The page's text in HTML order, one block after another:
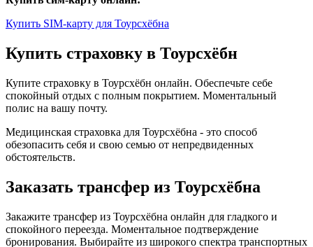
Купить SIM-карту для Тоурсхёбна
Купить страховку в Тоурсхёбн
Купите страховку в Тоурсхёбн онлайн. Обеспечьте себе
спокойный отдых с полным покрытием. Моментальный
полис на вашу почту.
Медицинская страховка для Тоурсхёбна - это способ
обезопасить себя и свою семью от непредвиденных
обстоятельств.
Заказать трансфер из Тоурсхёбна
Закажите трансфер из Тоурсхёбна онлайн для гладкого и
спокойного переезда. Моментальное подтверждение
бронирования. Выбирайте из широкого спектра транспортных